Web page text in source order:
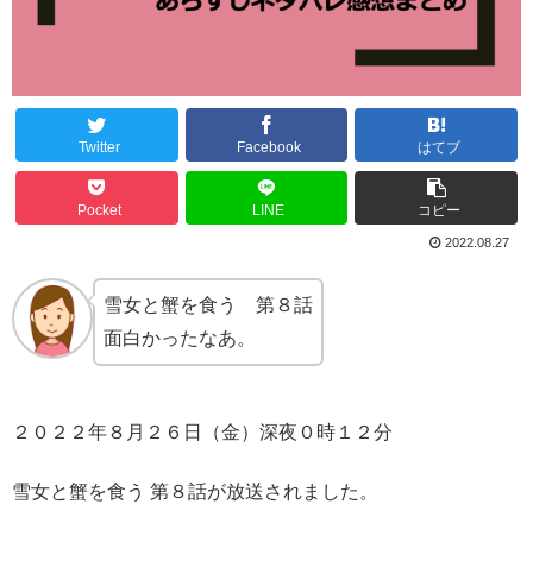
Twitter Facebook はてブ
Pocket LINE コピー
2022.08.27
雪女と蟹を食う 第８話
面白かったなあ。
２０２２年８月２６日（金）深夜０時１２分
雪女と蟹を食う 第８話が放送されました。